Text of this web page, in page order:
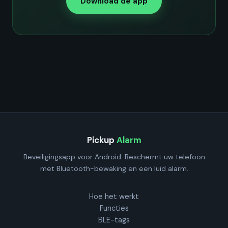
Pickup Alarm
Beveiligingsapp voor Android. Beschermt uw telefoon
met Bluetooth-bewaking en een luid alarm.
Hoe het werkt
Functies
BLE-tags